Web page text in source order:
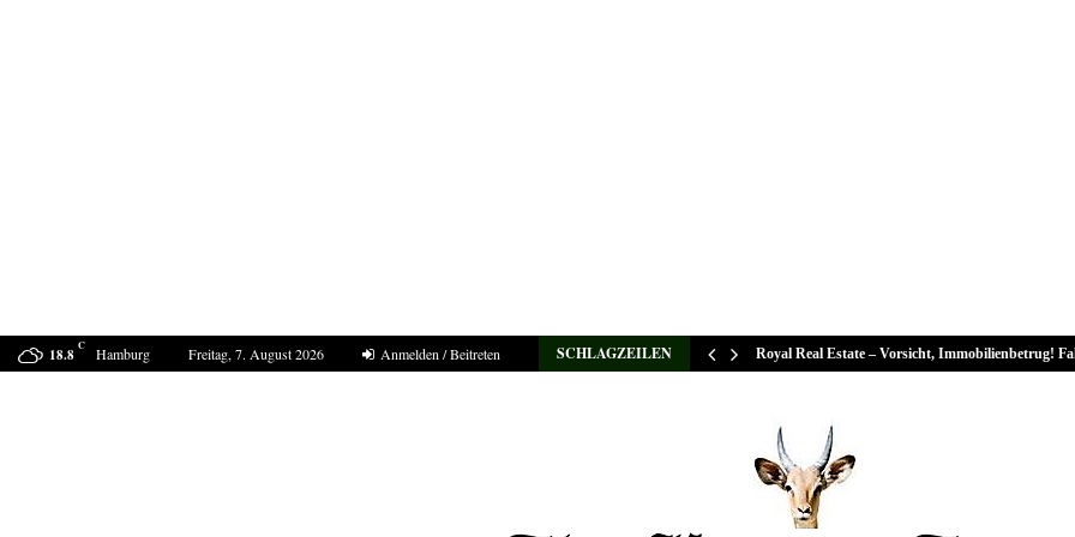
18.8 C Hamburg Freitag, 7. August 2026 Anmelden / Beitreten SCHLAGZEILEN
Bestell-Scam – eine neue Masche Royal Real Estate – Vorsicht, Immobilienbetrug!